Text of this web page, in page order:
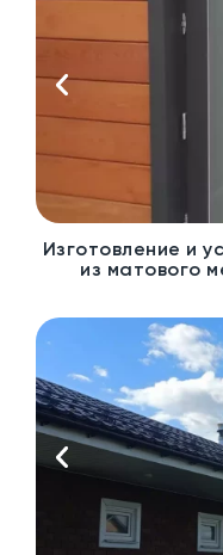
Изготовление и
из матового